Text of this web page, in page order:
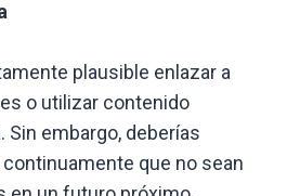
plausible enlazar a
o utilizar contenido
Sin embargo, deberías
que no sean